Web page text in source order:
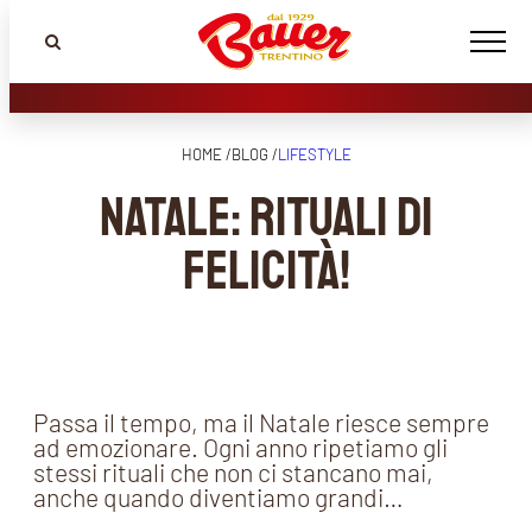
HOME /BLOG /LIFESTYLE
Natale: rituali di
felicità!
Passa il tempo, ma il Natale riesce sempre
ad emozionare. Ogni anno ripetiamo gli
stessi rituali che non ci stancano mai,
anche quando diventiamo grandi…